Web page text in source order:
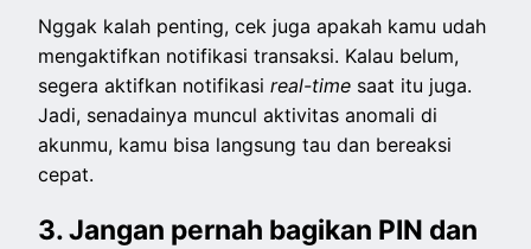
Nggak kalah penting, cek juga apakah kamu udah
mengaktifkan notifikasi transaksi. Kalau belum,
segera aktifkan notifikasireal-time saat itu juga.
Jadi, senadainya muncul aktivitas anomali di
akunmu, kamu bisa langsung tau dan bereaksi
cepat.
3. Jangan pernah bagikan PIN dan